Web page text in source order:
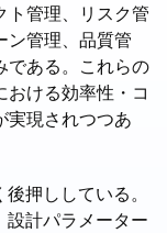
ト管理、リスク管
ン管理、品質管
である。これらの
ける効率性・コ
実現されつつあ
押ししている。
設計パラメーター